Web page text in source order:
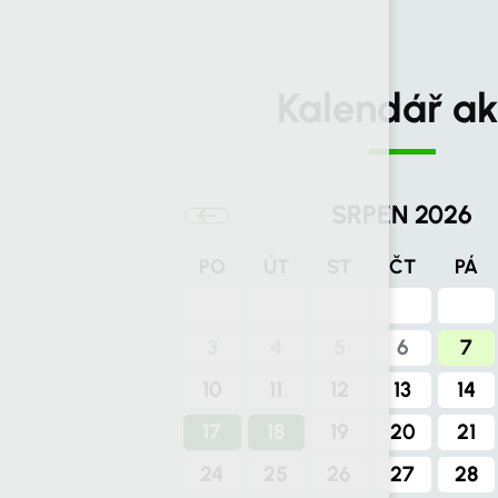
Kalendář
SRPEN 2026
ČT PÁ
6
7
13
14
20
21
27 28